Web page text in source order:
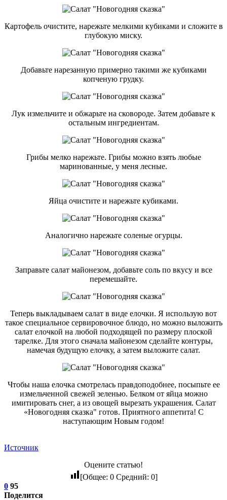
Картофель очистите, нарежьте мелкими кубиками и сложите в
глубокую миску.
Добавьте нарезанную примерно такими же кубиками
копченую грудку.
Лук измельчите и обжарьте на сковороде. Затем добавьте к
остальным ингредиентам.
Грибы мелко нарежьте. Грибы можно взять любые
маринованные, у меня лесные.
Яйца очистите и нарежьте кубиками.
Аналогично нарежьте соленые огурцы.
Заправьте салат майонезом, добавьте соль по вкусу и все
перемешайте.
Теперь выкладываем салат в виде елочки. Я использую вот
такое специальное сервировочное блюдо, но можно выложить
салат елочкой на любой подходящей по размеру плоской
тарелке. Для этого сначала майонезом сделайте контуры,
намечая будущую елочку, а затем выложите салат.
Чтобы наша елочка смотрелась правдоподобнее, посыпьте ее
измельченной свежей зеленью. Белком от яйца можно
имитировать снег, а из овощей вырезать украшения. Салат
«Новогодняя сказка" готов. Приятного аппетита! С
наступающим Новым годом!
Источник
Оцените статью!
[Общее: 0Средний: 0]
0 95
Поделится